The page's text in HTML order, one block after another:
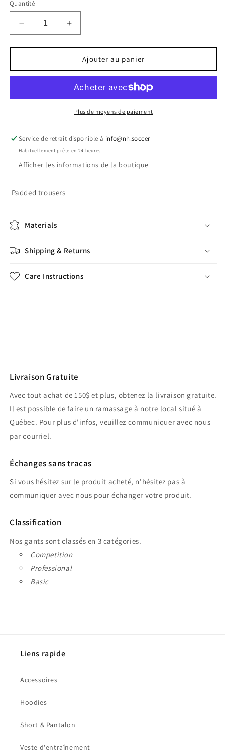
Quantité
Réduire
la
quantité
Trousers
Augmenter
la
quantité
Trousers
Ajouter au panier
Plus de moyens de paiement
Service de retrait disponible à info@nh.soccer
Habituellement prête en 24 heures
Afficher les informations de la boutique
Padded trousers
Materials
Shipping & Returns
Care Instructions
Livraison Gratuite
Avec tout achat de 150$ et plus, obtenez la livraison gratuite.
Il est possible de faire un ramassage à notre local situé à
Québec. Pour plus d'infos, veuillez communiquer avec nous
par courriel.
Échanges sans tracas
Si vous hésitez sur le produit acheté, n'hésitez pas à
communiquer avec nous pour échanger votre produit.
Classification
Nos gants sont classés en 3 catégories.
Competition
Professional
Basic
Liens rapide
Accessoires
Hoodies
Short & Pantalon
Veste d'entraînement